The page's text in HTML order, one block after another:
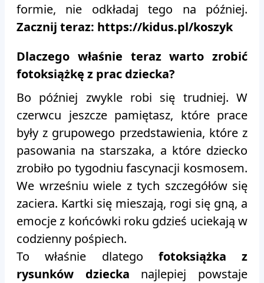
formie, nie odkładaj tego na później.
Zacznij teraz: https://kidus.pl/koszyk
Dlaczego właśnie teraz warto zrobić
fotoksiążkę z prac dziecka?
Bo później zwykle robi się trudniej. W
czerwcu jeszcze pamiętasz, które prace
były z grupowego przedstawienia, które z
pasowania na starszaka, a które dziecko
zrobiło po tygodniu fascynacji kosmosem.
We wrześniu wiele z tych szczegółów się
zaciera. Kartki się mieszają, rogi się gną, a
emocje z końcówki roku gdzieś uciekają w
codzienny pośpiech.
To właśnie dlatego fotoksiążka z
rysunków dziecka najlepiej powstaje